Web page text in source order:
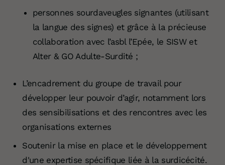
personnes sourdaveugles signantes (utilisant
la langue des signes) et grâce à la précieuse
collaboration avec l’asbl l’Epée, le SISW et
Alter & GO Adulte-Surdité ;
L’encadrement du groupe de travail pour
développer leur pouvoir d’agir, notamment lors
des sensibilisations et des rencontres avec les
organisations externes
Soutenir la mise en place et le développement
d'une expertise spécifique liée à la surdicécité.